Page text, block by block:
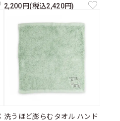
2,200円(税込2,420円)
洗うほど膨らむタオル ハンド